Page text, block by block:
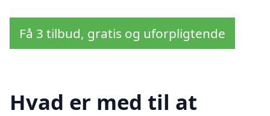
Få 3 tilbud, gratis og uforpligtende
Hvad er med til at